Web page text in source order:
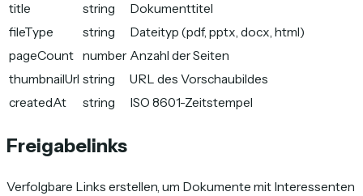
title
string
Dokumenttitel
fileType
string
Dateityp (pdf, pptx, docx, html)
pageCount number Anzahl der Seiten
thumbnailUrl string
URL des Vorschaubildes
createdAt
string ISO 8601-Zeitstempel
Freigabelinks
Verfolgbare Links erstellen, um Dokumente mit Interessenten